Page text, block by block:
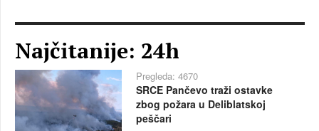
Najčitanije: 24h
Pregleda: 4670
SRCE Pančevo traži ostavke
zbog požara u Deliblatskoj
peščari